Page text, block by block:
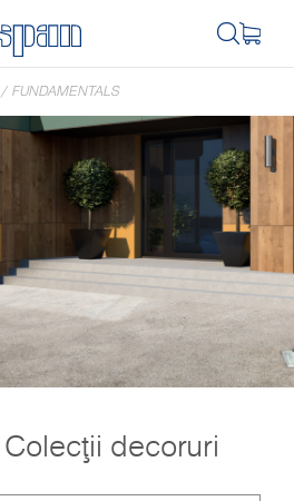
/ FUNDAMENTALS
Colecții decoruri